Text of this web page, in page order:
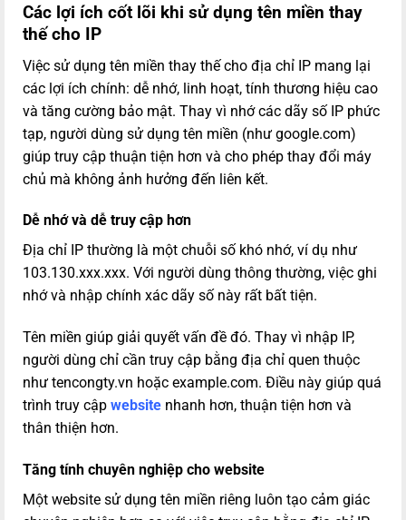
Các lợi ích cốt lõi khi sử dụng tên miền thay
thế cho IP
Việc sử dụng tên miền thay thế cho địa chỉ IP mang lại
các lợi ích chính: dễ nhớ, linh hoạt, tính thương hiệu cao
và tăng cường bảo mật. Thay vì nhớ các dãy số IP phức
tạp, người dùng sử dụng tên miền (như google.com)
giúp truy cập thuận tiện hơn và cho phép thay đổi máy
chủ mà không ảnh hưởng đến liên kết.
Dễ nhớ và dễ truy cập hơn
Địa chỉ IP thường là một chuỗi số khó nhớ, ví dụ như
103.130.xxx.xxx. Với người dùng thông thường, việc ghi
nhớ và nhập chính xác dãy số này rất bất tiện.
Tên miền giúp giải quyết vấn đề đó. Thay vì nhập IP,
người dùng chỉ cần truy cập bằng địa chỉ quen thuộc
như tencongty.vn hoặc example.com. Điều này giúp quá
trình truy cập website nhanh hơn, thuận tiện hơn và
thân thiện hơn.
Tăng tính chuyên nghiệp cho website
Một website sử dụng tên miền riêng luôn tạo cảm giác